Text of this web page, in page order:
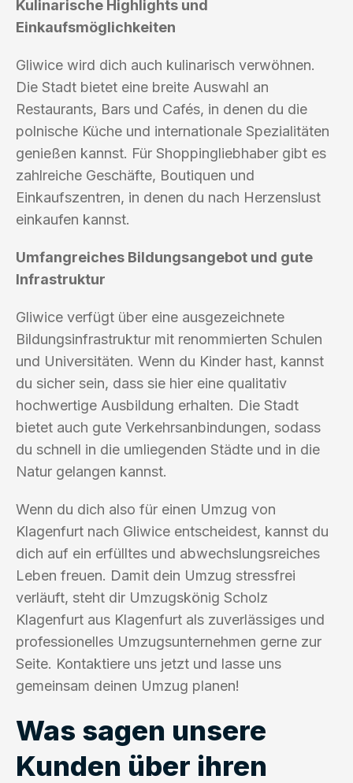
Kulinarische Highlights und
Einkaufsmöglichkeiten
Gliwice wird dich auch kulinarisch verwöhnen.
Die Stadt bietet eine breite Auswahl an
Restaurants, Bars und Cafés, in denen du die
polnische Küche und internationale Spezialitäten
genießen kannst. Für Shoppingliebhaber gibt es
zahlreiche Geschäfte, Boutiquen und
Einkaufszentren, in denen du nach Herzenslust
einkaufen kannst.
Umfangreiches Bildungsangebot und gute
Infrastruktur
Gliwice verfügt über eine ausgezeichnete
Bildungsinfrastruktur mit renommierten Schulen
und Universitäten. Wenn du Kinder hast, kannst
du sicher sein, dass sie hier eine qualitativ
hochwertige Ausbildung erhalten. Die Stadt
bietet auch gute Verkehrsanbindungen, sodass
du schnell in die umliegenden Städte und in die
Natur gelangen kannst.
Wenn du dich also für einen Umzug von
Klagenfurt nach Gliwice entscheidest, kannst du
dich auf ein erfülltes und abwechslungsreiches
Leben freuen. Damit dein Umzug stressfrei
verläuft, steht dir Umzugskönig Scholz
Klagenfurt aus Klagenfurt als zuverlässiges und
professionelles Umzugsunternehmen gerne zur
Seite. Kontaktiere uns jetzt und lasse uns
gemeinsam deinen Umzug planen!
Was sagen unsere
Kunden über ihren